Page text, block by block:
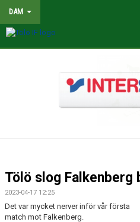
DAM
BILDGALLERI
DOKUMENT
Tölö slog Falkenberg
2023-04-17 12:25
Det var mycket nerver inför vår första
match mot Falkenberg.